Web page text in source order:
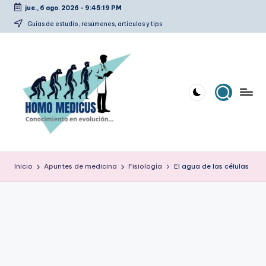
Saltar
jue., 6 ago. 2026 - 9:45:20 PM
Guías de estudio, resúmenes, artículos y tips
o
m
estudio,
Inicio Apuntes de medicina Fisiología El agua de las células